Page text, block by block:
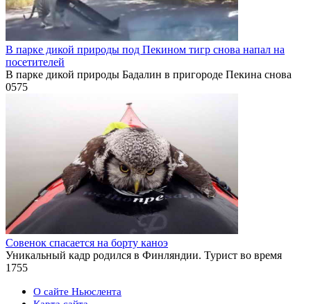
В парке дикой природы под Пекином тигр снова напал на
посетителей
В парке дикой природы Бадалин в пригороде Пекина снова
0575
Совенок спасается на борту каноэ
Уникальный кадр родился в Финляндии. Турист во время
1 755
О сайте Ньюслента